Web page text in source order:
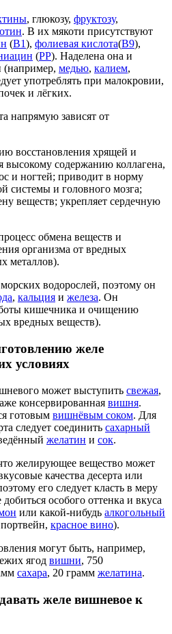
, глюкозу, фруктозу,
. В их мякоти присутствуют
(В1), фолиевая кислота(В9),
(РР). Наделена она и
(например, медью, калием,
употреблять при малокровии,
и лёгких.
напрямую зависят от
восстановления хрящей и
высокому содержанию коллагена,
и ногтей; приводит в норму
системы и головного мозга;
веществ; укрепляет сердечную
обмена веществ и
организма от вредных
металлов).
водорослей, поэтому он
, кальция и железа. Он
кишечника и очищению
вредных веществ).
желе
условиях
может выступить свежая,
консервированная вишня.
готовым вишнёвым соком. Для
следует соединить сахарный
желатин и сок.
желирующее вещество может
качества десерта или
его следует класть в меру
особого оттенка и вкуса
или какой-нибудь алкогольный
красное вино).
могут быть, например,
ягод вишни, 750
сахара, 20 грамм желатина.
желе вишневое к